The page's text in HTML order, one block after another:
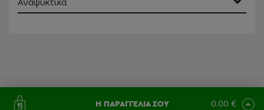
Η ΠΑΡΑΓΓΕΛΙΑ ΣΟΥ 0.00 €